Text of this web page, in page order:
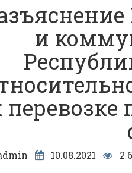
и
перевозке
10.08.2021
2